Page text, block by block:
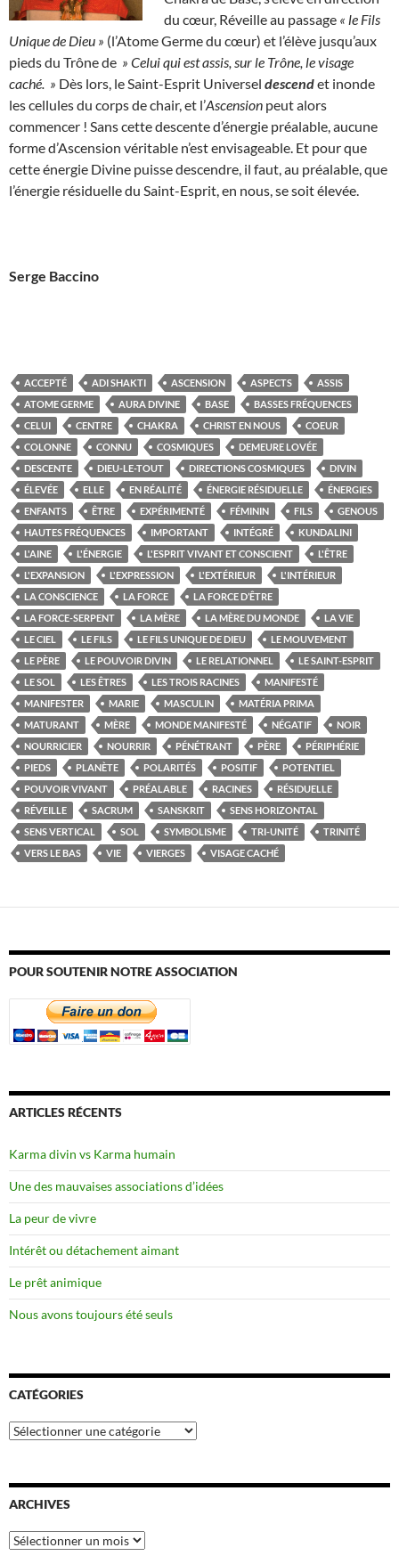
du cœur, Réveille au passage « le Fils
Unique de Dieu » (l’Atome Germe du cœur) et l’élève jusqu’aux
pieds du Trône de » Celui qui est assis, sur le Trône, le visage
caché. » Dès lors, le Saint-Esprit Universel descendet inonde
les cellules du corps de chair, et l’Ascension peut alors
commencer ! Sans cette descente d’énergie préalable, aucune
forme d’Ascension véritable n’est envisageable. Et pour que
cette énergie Divine puisse descendre, il faut, au préalable, que
l’énergie résiduelle du Saint-Esprit, en nous, se soit élevée.
Serge Baccino
ACCEPTÉ ADI SHAKTI ASCENSION ASPECTS
ASSIS
ATOME GERME
AURA DIVINE BASE
BASSES FRÉQUENCES
CELUI
CENTRE CHAKRA CHRIST EN NOUS
COEUR
COLONNE
CONNU COSMIQUES
DEMEURE LOVÉE
DESCENTE
DIEU-LE-TOUT DIRECTIONS COSMIQUES
DIVIN
ÉLEVÉE
ELLE EN RÉALITÉ ÉNERGIE RÉSIDUELLE
ÉNERGIES
ENFANTS
ÊTRE EXPÉRIMENTÉ FÉMININ FILS
GENOUS
HAUTES FRÉQUENCES
IMPORTANT INTÉGRÉ
KUNDALINI
L'AINE
L'ÉNERGIE L'ESPRIT VIVANT ET CONSCIENT
L'ÊTRE
L'EXPANSION
L'EXPRESSION L'EXTÉRIEUR
L'INTÉRIEUR
LA CONSCIENCE
LA FORCE
LA FORCE D’ÊTRE
LA FORCE-SERPENT
LA MÈRE LA MÈRE DU MONDE
LA VIE
LE CIEL
LE FILS LE FILS UNIQUE DE DIEU
LE MOUVEMENT
LE PÈRE
LE POUVOIR DIVIN LE RELATIONNEL
LE SAINT-ESPRIT
LE SOL
LES ÊTRES LES TROIS RACINES
MANIFESTÉ
MANIFESTER
MARIE MASCULIN
MATÉRIA PRIMA
MATURANT
MÈRE MONDE MANIFESTÉ NÉGATIF
NOIR
NOURRICIER
NOURRIR PÉNÉTRANT PÈRE
PÉRIPHÉRIE
PIEDS
PLANÈTE POLARITÉS POSITIF
POTENTIEL
POUVOIR VIVANT
PRÉALABLE RACINES
RÉSIDUELLE
RÉVEILLE
SACRUM SANSKRIT
SENS HORIZONTAL
SENS VERTICAL
SOL SYMBOLISME TRI-UNITÉ
TRINITÉ
VERS LE BAS
VIE VIERGES VISAGE CACHÉ
POUR SOUTENIR NOTRE ASSOCIATION
ARTICLES RÉCENTS
Karma divin vs Karma humain
Une des mauvaises associations d’idées
La peur de vivre
Intérêt ou détachement aimant
Le prêt animique
Nous avons toujours été seuls
CATÉGORIES
Catégories
ARCHIVES
Archives